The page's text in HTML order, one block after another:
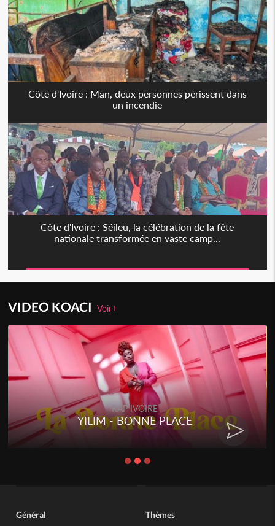
Côte d'Ivoire : Man, deux personnes périssent dans
un incendie
Côte d'Ivoire : Séileu, la célébration de la fête
nationale transformée en vaste camp...
VIDEO KOACIVoir+
RAP IVOIRE
YILIM - BONNE PLACE
Général Thèmes